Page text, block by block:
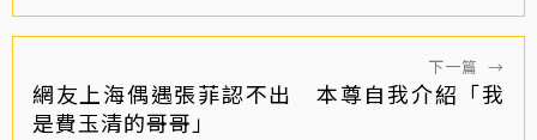
下一篇 →
網友上海偶遇張菲認不出 本尊自我介紹「我
是費玉清的哥哥」